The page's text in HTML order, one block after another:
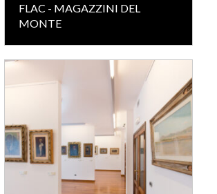
FLAC - MAGAZZINI DEL
MONTE